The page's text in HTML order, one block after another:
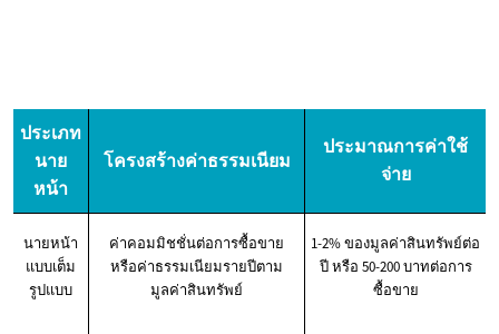
ประเภท
นาย
หน้า
โครงสร้างค่าธรรมเนียม
ประมาณการค่าใช้
จ่าย
นายหน้า
แบบเต็ม
รูปแบบ
ค่าคอมมิชชั่นต่อการซื้อขาย
หรือค่าธรรมเนียมรายปีตาม
มูลค่าสินทรัพย์
1-2% ของมูลค่าสินทรัพย์ต่อ
ปี หรือ 50-200 บาทต่อการ
ซื้อขาย